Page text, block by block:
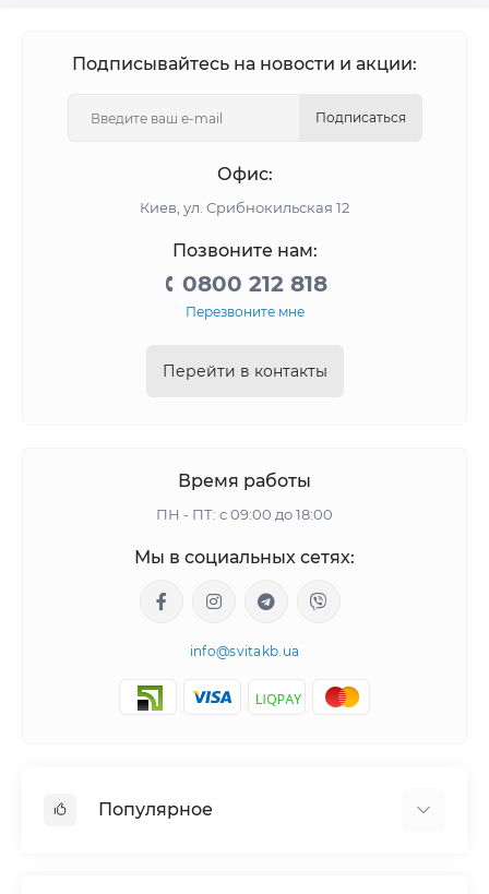
Подписывайтесь на новости и акции:
Подписаться
Офис:
Киев, ул. Срибнокильская 12
Позвоните нам:
0800 212 818
Перезвоните мне
Перейти в контакты
Время работы
ПН - ПТ: с 09:00 до 18:00
Мы в социальных сетях:
info@svitakb.ua
Популярное